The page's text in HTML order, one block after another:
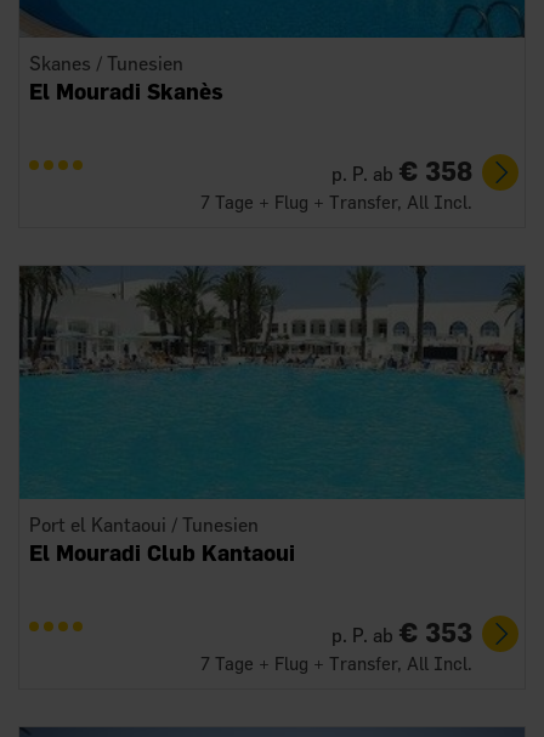
Skanes / Tunesien
El Mouradi Skanès
p. P. ab € 358
7 Tage + Flug + Transfer, All Incl.
Port el Kantaoui / Tunesien
El Mouradi Club Kantaoui
p. P. ab € 353
7 Tage + Flug + Transfer, All Incl.